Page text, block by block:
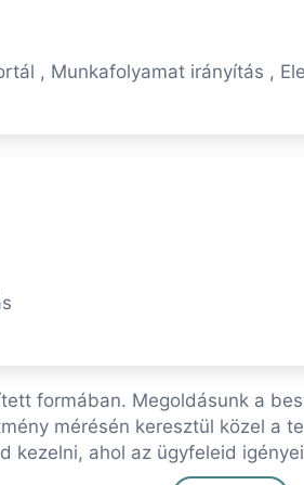
, Munkafolyamat irányítás ,
formában. Megoldásunk a
mérésén keresztül közel a
kezelni, ahol az ügyfeleid